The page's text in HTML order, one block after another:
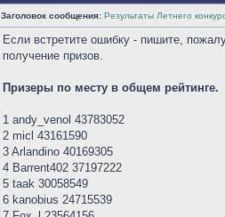
Заголовок сообщения: Результаты Летнего
Если встретите ошибку - пишите,
получение призов.
Призеры по месту в общем рейтинге.
1 andy_venol 43783052
2 micl 43161590
3 Arlandino 40169305
4 Barrent402 37197222
5 taak 30058549
6 kanobius 24715539